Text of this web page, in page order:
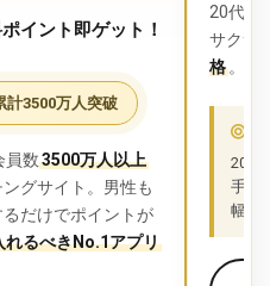
イント即ゲット！
計3500万人突破
員数3500万人以上
グサイト。男性も
だけでポイントが
れるべきNo.1アプリ
20代を
サクサ
格 。ス
20代
手を
幅を